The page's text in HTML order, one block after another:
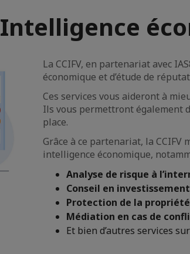
Intelligence
La CCIFV, en partenariat avec
économique et d’étude de
Ces services vous aideront à
Ils vous permettront également
place.
Grâce à ce partenariat, la
intelligence économique,
Analyse de risque à
Conseil en investissement
Protection de la
Médiation en cas de
Et bien d’autres services